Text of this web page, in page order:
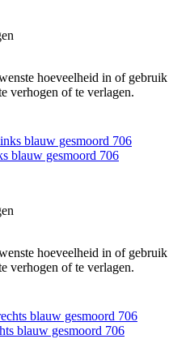
hoeveelheid in of gebruik
verhogen of te verlagen.
blauw gesmoord 706
hoeveelheid in of gebruik
verhogen of te verlagen.
blauw gesmoord 706